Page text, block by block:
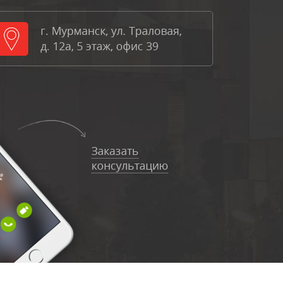
г. Мурманск, ул. Траловая,
д. 12а, 5 этаж, офис 39
Заказать
консультацию